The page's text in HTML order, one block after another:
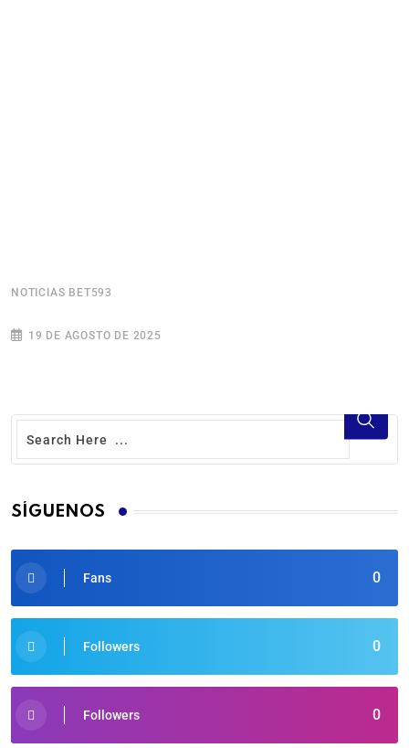
NOTICIAS BET593
19 DE AGOSTO DE 2025
SÍGUENOS
0
Fans
0
Followers
0
Followers